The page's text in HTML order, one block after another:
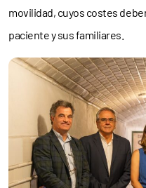
movilidad, cuyos costes
paciente y sus familiares.